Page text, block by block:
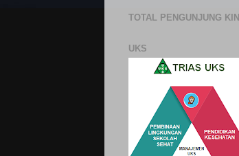
TOTAL PENGUNJUNG KINI
UKS